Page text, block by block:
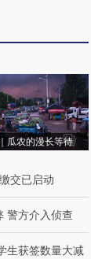
瓜农的漫长等待
交已启动
警方介入侦查
生获签数量大减